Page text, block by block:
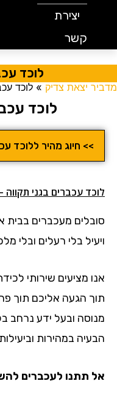
יצירת
קשר
לוכד
מדביר יצאת צדיק » לוכד
לוכד
>> חיוג מהיר ללוכד
לוכד עכברים בגני תקווה
סובלים מעכברים בבית
ויעיל בלי רעלים ובלי
אנו מציעים שירותי
תוך הגעה אליכם תוך
מנוסה ובעל ידע נרחב
הבעיה במהירות
אל תתנו לעכברים